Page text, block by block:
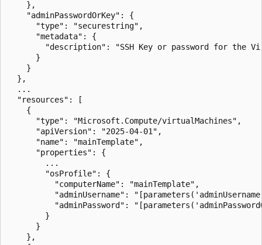
    },
    "adminPasswordOrKey": {
      "type": "securestring",
      "metadata": {
"description": "SSH Key or password for the
      }
    }
  },
  ...
  "resources": [
    {
      "type": "Microsoft.Compute/virtualMachines",
      "apiVersion": "2025-04-01",
      "name": "mainTemplate",
      "properties": {
        ...
        "osProfile": {
          "computerName": "mainTemplate",
"adminUsername":
"adminPassword":
        }
      }
    },